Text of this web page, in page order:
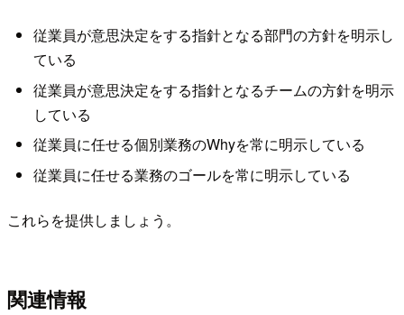
従業員が意思決定をする指針となる部門の方針を明示し
ている
従業員が意思決定をする指針となるチームの方針を明示
している
従業員に任せる個別業務のWhyを常に明示している
従業員に任せる業務のゴールを常に明示している
これらを提供しましょう。
関連情報